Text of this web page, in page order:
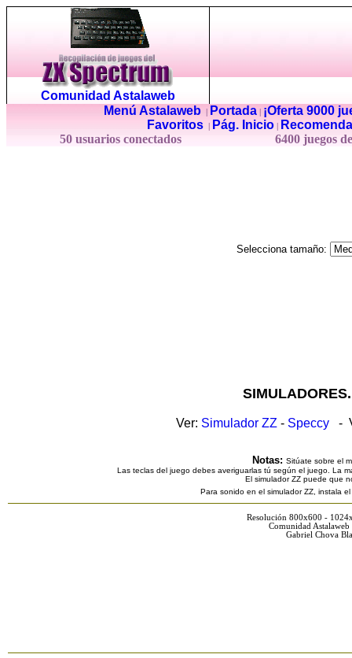
Comunidad Astalaweb
Menú Astalaweb| Portada|
¡Oferta 9000
Favoritos
Pág. Inicio
50 usuarios conectados
6400 juegos
Selecciona tamaño:
Ver: Simulador ZZ - Speccy -
Notas: Sitúate sobre el
Las teclas del juego debes averiguarlas tú según el juego. La
El simulador ZZ puede que
Para sonido en el simulador ZZ, instala
Resolución 800x600 -
Comunidad
Gabriel Chova